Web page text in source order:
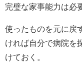
完璧な家事能力は必
使ったものを元に戻
ければ自分で病院を
けておく。